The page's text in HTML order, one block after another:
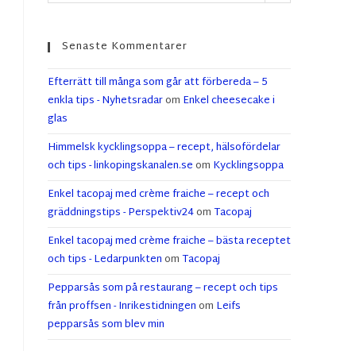
Senaste Kommentarer
Efterrätt till många som går att förbereda – 5
enkla tips - Nyhetsradarom Enkel cheesecake i
glas
Himmelsk kycklingsoppa – recept, hälsofördelar
och tips - linkopingskanalen.seom Kycklingsoppa
Enkel tacopaj med crème fraiche – recept och
gräddningstips - Perspektiv24omTacopaj
Enkel tacopaj med crème fraiche – bästa receptet
och tips - LedarpunktenomTacopaj
Pepparsås som på restaurang – recept och tips
från proffsen - Inrikestidningenom Leifs
pepparsås som blev min